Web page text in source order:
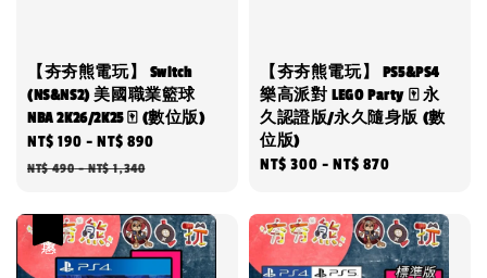
【夯夯熊電玩】 Switch
(NS&NS2) 美國職業籃球
NBA 2K26/2K25 🀄 (數位版)
Sale
price
NT$ 190 -NT$ 890
NT$ 490-NT$ 1,340
【夯夯熊電玩】 PS5&PS4
樂高派對 LEGO Party 🀄 永
久認證版/永久隨身版 (數
位版)
Regular
NT$ 300 -NT$ 870